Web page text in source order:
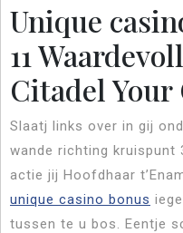
Unique
11
Citadel Your
Slaatj links over in gij
wande richting kruispunt
actie jij Hoofdhaar
unique casino bonus
tussen te u bos. Eentje